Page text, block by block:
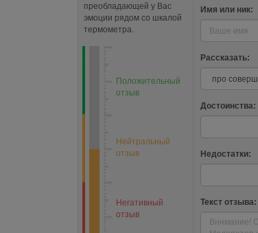
преобладающей у Вас
эмоции рядом со шкалой
термометра.
Положительный
отзыв
Нейтральный
отзыв
Негативный
отзыв
Имя или ник:
Рассказать:
Достоинства:
Недостатки:
Текст отзыва: